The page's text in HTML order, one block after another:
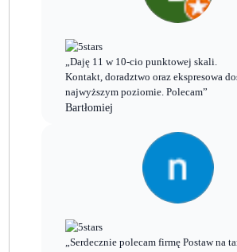
„Daję 11 w 10-cio punktowej skali.
Kontakt, doradztwo oraz ekspresowa
najwyższym poziomie. Polecam”
Bartłomiej
„Serdecznie polecam firmę Postaw na